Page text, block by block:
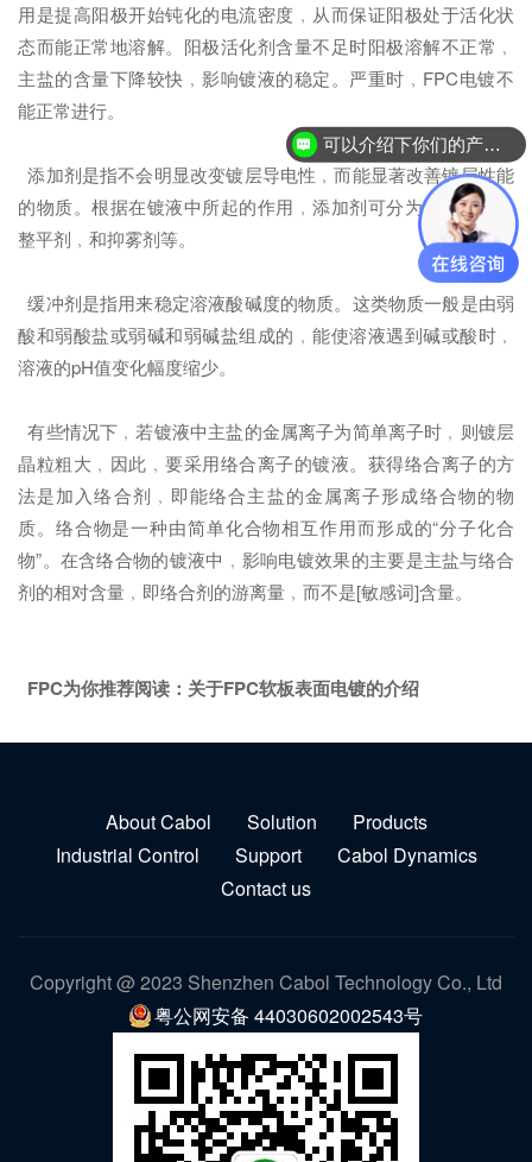
用是提高阳极开始钝化的电流密度﹐从而保证阳极处于活化状
态而能正常地溶解。阳极活化剂含量不足时阳极溶解不正常﹐
主盐的含量下降较快﹐影响镀液的稳定。严重时﹐FPC电镀不
能正常进行。
添加剂是指不会明显改变镀层导电性﹐而能显著改善镀层性能
的物质。根据在镀液中所起的作用﹐添加剂可分为﹕光亮剂﹐
整平剂﹐和抑雾剂等。
缓冲剂是指用来稳定溶液酸碱度的物质。这类物质一般是由弱
酸和弱酸盐或弱碱和弱碱盐组成的﹐能使溶液遇到碱或酸时﹐
溶液的pH值变化幅度缩少。
有些情况下﹐若镀液中主盐的金属离子为简单离子时﹐则镀层
晶粒粗大﹐因此﹐要采用络合离子的镀液。获得络合离子的方
法是加入络合剂﹐即能络合主盐的金属离子形成络合物的物
质。络合物是一种由简单化合物相互作用而形成的“分子化合
物”。在含络合物的镀液中﹐影响电镀效果的主要是主盐与络合
剂的相对含量﹐即络合剂的游离量﹐而不是[敏感词]含量。
FPC为你推荐阅读： 关于FPC软板表面电镀的介绍
About Cabol Solution
Products
Industrial Control
Support
Cabol Dynamics
Contact us
Copyright @ 2023 Shenzhen Cabol Technology Co., Ltd
粤公网安备 44030602002543号
可以介绍下你们的产品么？